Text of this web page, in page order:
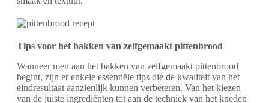
Tips voor het bakken van zelfgemaakt pittenbrood
Wanneer men aan het bakken van zelfgemaakt pittenbrood
begint, zijn er enkele essentiële tips die de kwaliteit van het
eindresultaat aanzienlijk kunnen verbeteren. Van het kiezen
van de juiste ingrediënten tot aan de techniek van het kneden